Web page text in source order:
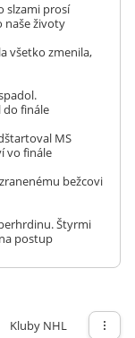
slzami prosí
naše životy
všetko zmenila,
do finále
MS
vo finále
bežcovi
Štyrmi
postup
Kluby NHL